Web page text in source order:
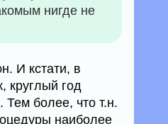
нигде не
И кстати, в
круглый год
Тем более, что т.н.
наиболее